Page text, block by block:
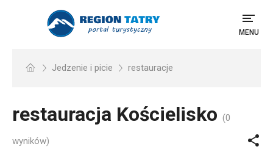
MENU
Jedzenie i picie restauracje
restauracja Kościelisko (0
wyników)